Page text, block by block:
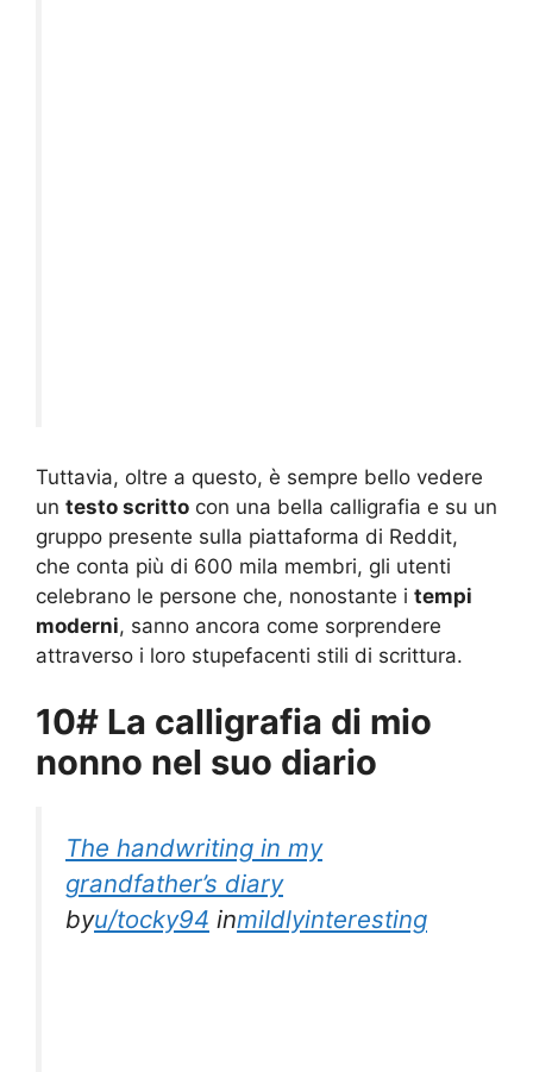
Tuttavia, oltre a questo, è sempre bello vedere
un testo scritto con una bella calligrafia e su un
gruppo presente sulla piattaforma di Reddit,
che conta più di 600 mila membri, gli utenti
celebrano le persone che, nonostante i tempi
moderni, sanno ancora come sorprendere
attraverso i loro stupefacenti stili di scrittura.
10# La calligrafia di mio
nonno nel suo diario
The handwriting in my
grandfather’s diary
byu/tocky94 inmildlyinteresting